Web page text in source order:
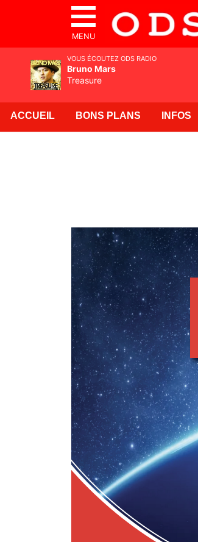
MENU
ACCUEIL BONS PLANS INFOS
VOUS ÉCOUTEZ ODS RADIO
Bruno Mars
Treasure